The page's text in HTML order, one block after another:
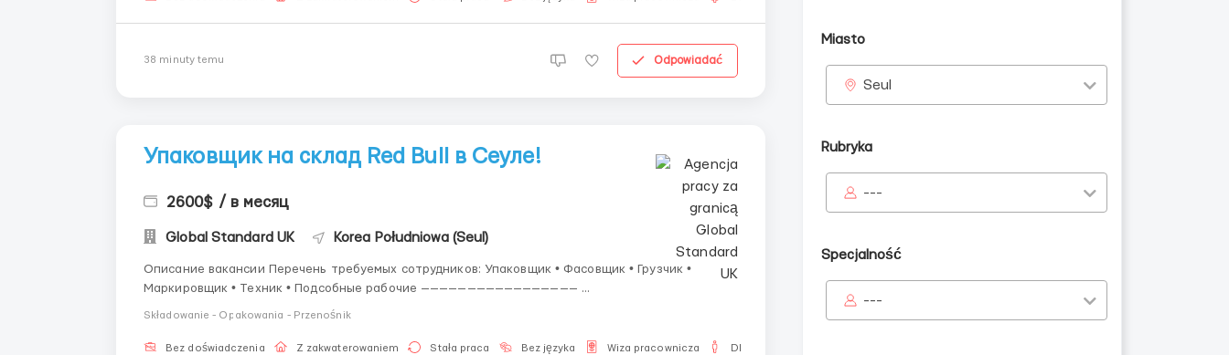
38 minuty temu Odpowiadać
Упаковщик на склад Red Bull в Сеуле!
2600$ / в месяц
Global Standard UK Korea Południowa (Seul)
Описание вакансии ‍️Перечень требуемых сотрудников: Упаковщик • Фасовщик • Грузчик •
Маркировщик • Техник • Подсобные рабочие ————————————————— ...
Składowanie - Opakowania - Przenośnik
Bez doświadczenia Z zakwaterowaniem Stała praca Bez języka Wiza pracownicza Dla mężczyzn
Miasto
Seul
Rubryka
---
Specjalność
---